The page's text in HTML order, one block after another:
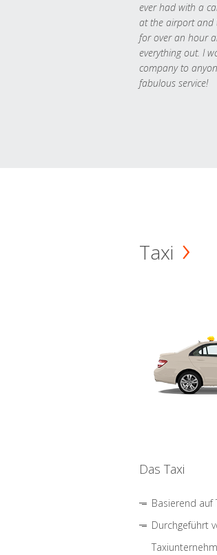
ever had with a
at the airport and
for over an hour
everything out. I
company to
fabulous service!
Taxi
Das Taxi
Basierend auf
Durchgeführt